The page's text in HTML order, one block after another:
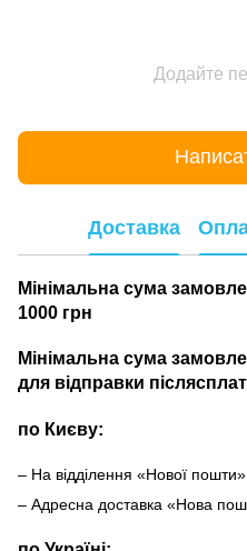
Додайте
Доставка
Мінімальна сума
1000 грн
Мінімальна сума
для відправки
по Києву:
– На відділення «Нової пошти»
– Адресна доставка «Нова